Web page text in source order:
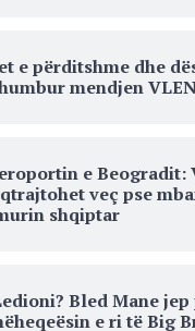
e përditshme dhe
mendjen
e Beogradit:
veç pse
shqiptar
Bled Mane
e ri të Big